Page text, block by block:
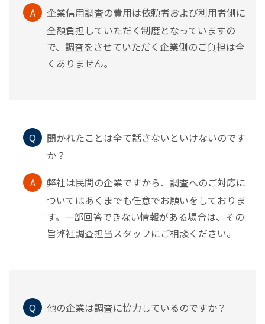
A
企業信用調査の費用は依頼者および利用者側に
全額負担していただく制度となっていますの
で、調査をさせていただく企業側のご負担は全
くありません。
Q
聞かれたことは全て話さないといけないのです
か？
A
弊社は民間の企業ですから、調査へのご対応に
ついてはあくまでも任意でお願いをしておりま
す。一部回答できない情報がある場合は、その
旨弊社調査担当スタッフにご相談ください。
Q 他の企業は調査に協力しているのですか？